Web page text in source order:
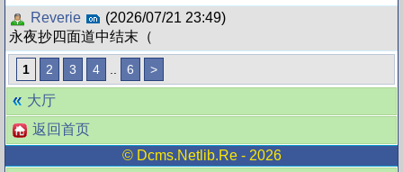
Reverie
(2026/07/21 23:49)
永夜抄四面道中结末（
1 2 3 4 6 >
大厅
返回首页
© Dcms.netlib.re- 2026